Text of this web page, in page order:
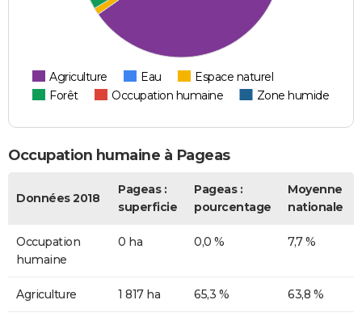
Agriculture Eau
Espace naturel
Forêt
Occupation humaine Zone humide
Occupation humaine à Pageas
Données 2018
Pageas :
superficie
Pageas :
pourcentage
Moyenne
nationale
Occupation
humaine
0 ha 0,0 % 7,7 %
Agriculture 1 817 ha 65,3 % 63,8 %